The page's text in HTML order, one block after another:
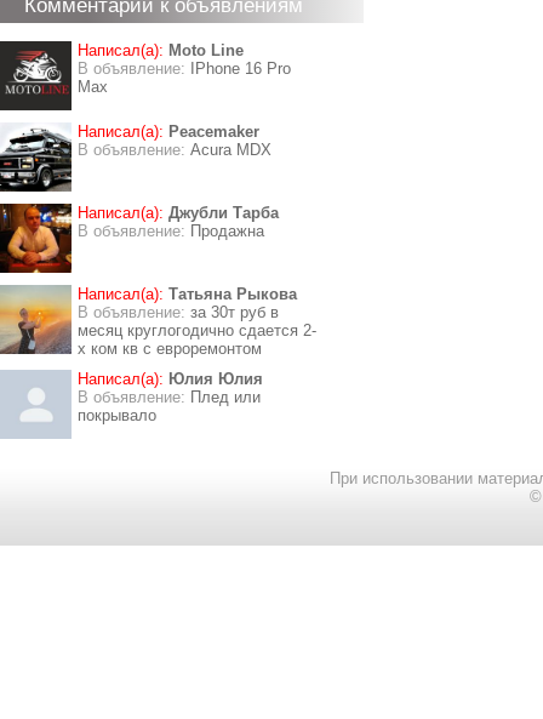
Комментарии к объявлениям
Написал(а): Moto Line
В объявление:
IPhone 16 Pro
Max
Написал(а): Peacemaker
В объявление: Acura MDX
Написал(а): Джубли Тарба
В объявление: Продажна
Написал(а): Татьяна Рыкова
В объявление: за 30т руб в
месяц круглогодично сдается 2-
х ком кв с евроремонтом
Написал(а): Юлия Юлия
В объявление: Плед или
покрывало
При использовании